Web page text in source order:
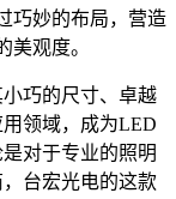
巧妙的布局，营造
美观度。
巧的尺寸、卓越
领域，成为LED
对于专业的照明
台宏光电的这款